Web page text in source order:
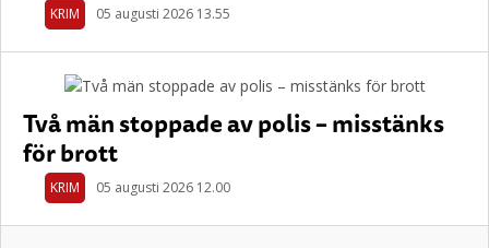
KRIM 05 augusti 2026 13.55
Två män stoppade av polis – misstänks
för brott
KRIM 05 augusti 2026 12.00